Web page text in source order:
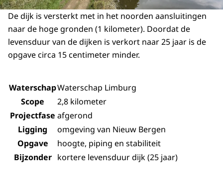
De dijk is versterkt met in het noorden aansluitingen
naar de hoge gronden (1 kilometer). Doordat de
levensduur van de dijken is verkort naar 25 jaar is de
opgave circa 15 centimeter minder.
WaterschapWaterschap Limburg
Scope
2,8 kilometer
Projectfase afgerond
Ligging
omgeving van Nieuw Bergen
Opgave
hoogte, piping en stabiliteit
Bijzonder kortere levensduur dijk (25 jaar)